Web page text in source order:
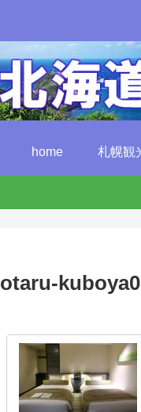
home 札幌観
otaru-